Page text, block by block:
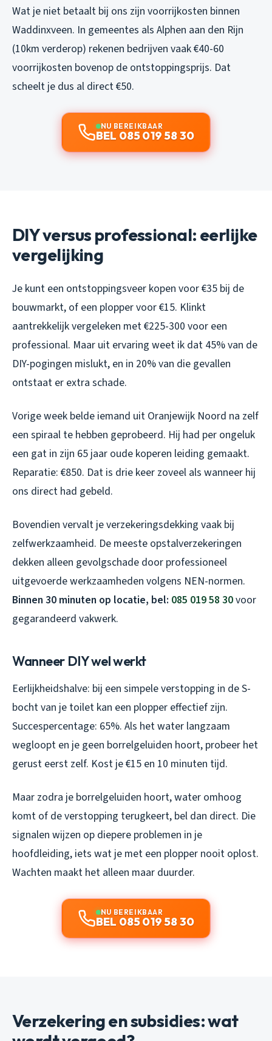
Wat je niet betaalt bij ons zijn voorrijkosten binnen
Waddinxveen. In gemeentes als Alphen aan den Rijn
(10km verderop) rekenen bedrijven vaak €40-60
voorrijkosten bovenop de ontstoppingsprijs. Dat
scheelt je dus al direct €50.
NU BEREIKBAAR
BEL 085 019 58 30
DIY versus professional: eerlijke
vergelijking
Je kunt een ontstoppingsveer kopen voor €35 bij de
bouwmarkt, of een plopper voor €15. Klinkt
aantrekkelijk vergeleken met €225-300 voor een
professional. Maar uit ervaring weet ik dat 45% van de
DIY-pogingen mislukt, en in 20% van die gevallen
ontstaat er extra schade.
Vorige week belde iemand uit Oranjewijk Noord na zelf
een spiraal te hebben geprobeerd. Hij had per ongeluk
een gat in zijn 65 jaar oude koperen leiding gemaakt.
Reparatie: €850. Dat is drie keer zoveel als wanneer hij
ons direct had gebeld.
Bovendien vervalt je verzekeringsdekking vaak bij
zelfwerkzaamheid. De meeste opstalverzekeringen
dekken alleen gevolgschade door professioneel
uitgevoerde werkzaamheden volgens NEN-normen.
Binnen 30 minuten op locatie, bel: 085 019 58 30voor
gegarandeerd vakwerk.
Wanneer DIY wel werkt
Eerlijkheidshalve: bij een simpele verstopping in de S-
bocht van je toilet kan een plopper effectief zijn.
Succespercentage: 65%. Als het water langzaam
wegloopt en je geen borrelgeluiden hoort, probeer het
gerust eerst zelf. Kost je €15 en 10 minuten tijd.
Maar zodra je borrelgeluiden hoort, water omhoog
komt of de verstopping terugkeert, bel dan direct. Die
signalen wijzen op diepere problemen in je
hoofdleiding, iets wat je met een plopper nooit oplost.
Wachten maakt het alleen maar duurder.
NU BEREIKBAAR
BEL 085 019 58 30
Verzekering en subsidies: wat